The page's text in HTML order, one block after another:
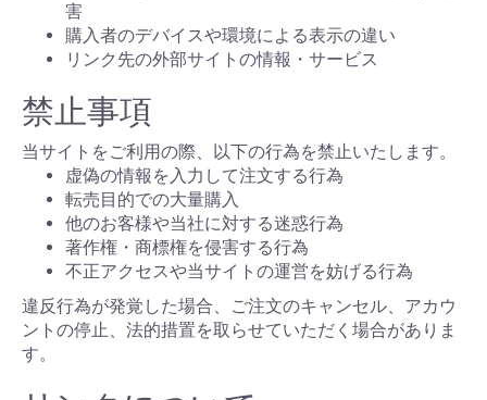
害
購入者のデバイスや環境による表示の違い
リンク先の外部サイトの情報・サービス
禁止事項
当サイトをご利用の際、以下の行為を禁止いたします。
虚偽の情報を入力して注文する行為
転売目的での大量購入
他のお客様や当社に対する迷惑行為
著作権・商標権を侵害する行為
不正アクセスや当サイトの運営を妨げる行為
違反行為が発覚した場合、ご注文のキャンセル、アカウ
ントの停止、法的措置を取らせていただく場合がありま
す。